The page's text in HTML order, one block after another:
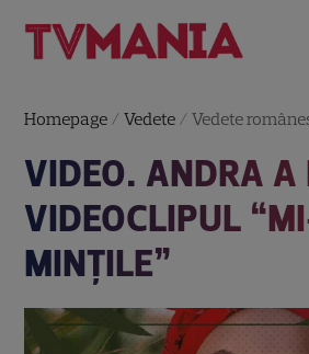
Homepage /Vedete /Vedete
VIDEO. ANDRA A
VIDEOCLIPUL
MINȚILE”